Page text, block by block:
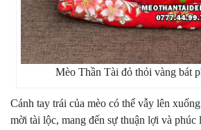
Mèo Thần Tài đỏ thỏi vàng bát
Cánh tay trái của mèo có thể vẫy lên
mời tài lộc, mang đến sự thuận lợi và phúc